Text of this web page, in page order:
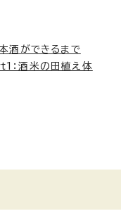
酒ができるまで
：酒米の田植え体